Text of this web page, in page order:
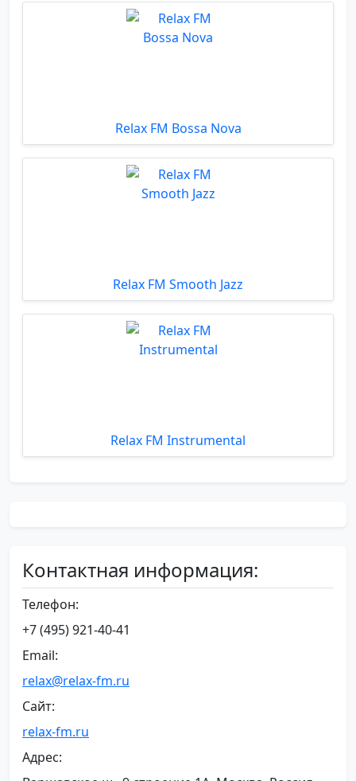
Relax FM Bossa Nova
Relax FM Smooth Jazz
Relax FM Instrumental
Контактная информация:
Телефон:
+7 (495) 921-40-41
Email:
relax@relax-fm.ru
Сайт:
relax-fm.ru
Адрес: